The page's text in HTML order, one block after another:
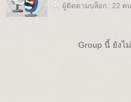
ผู้ติดตามบล็อก : 22 คน
Group นี้ ยังไ